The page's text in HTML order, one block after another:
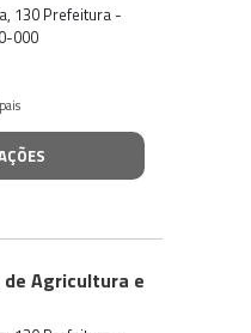
130 Prefeitura -
000
Agricultura e